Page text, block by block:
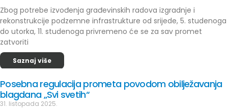
Zbog potrebe izvođenja građevinskih radova izgradnje i
rekonstrukcije podzemne infrastrukture od srijede, 5. studenoga
do utorka, 11. studenoga privremeno će se za sav promet
zatvoriti
Saznaj više
Posebna regulacija prometa povodom obilježavanja
blagdana „Svi svetih“
31. listopada 2025.